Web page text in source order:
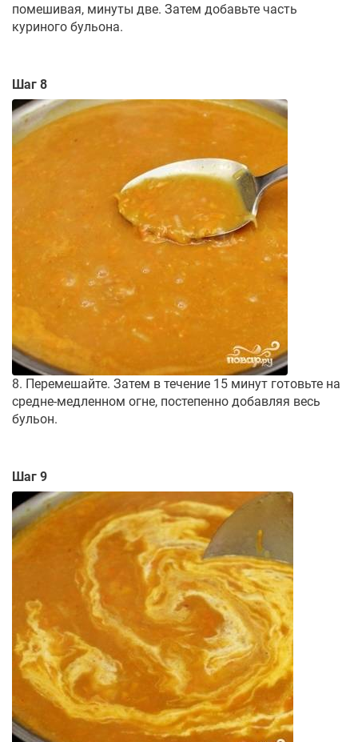
помешивая, минуты две. Затем добавьте часть
куриного бульона.
Шаг 8
8. Перемешайте. Затем в течение 15 минут готовьте на
средне-медленном огне, постепенно добавляя весь
бульон.
Шаг 9